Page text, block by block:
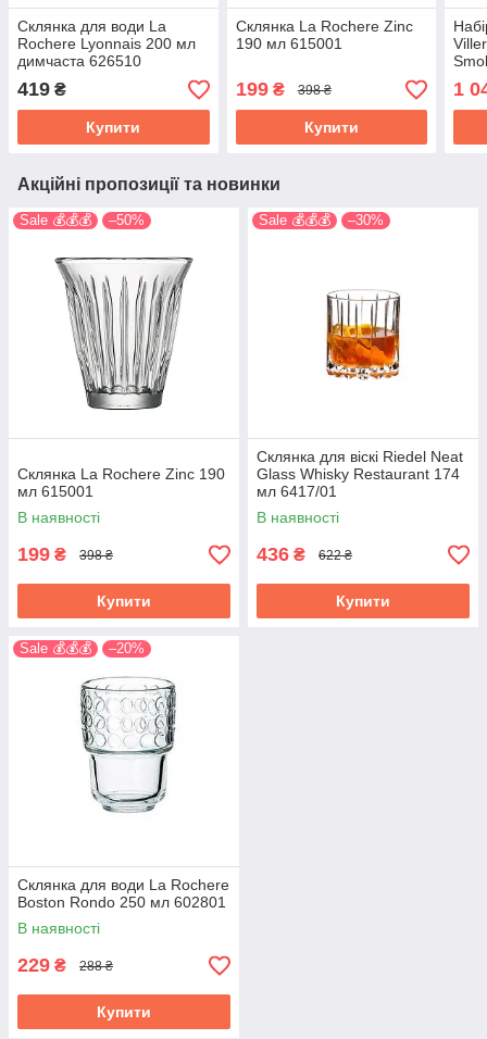
Склянка для води La
Rochere Lyonnais 200 мл
димчаста 626510
419 ₴
Купити
Склянка La Rochere Zinс
190 мл 615001
199₴ 398 ₴
Купити
1
Акційні пропозиції та новинки
Sale 💰💰💰 –50%
Склянка La Rochere Zinс 190
мл 615001
В наявності
199 ₴ 398 ₴
Купити
Sale 💰💰💰 –30%
Склянка для віскі Riedel Neat
Glass Whisky Restaurant 174
мл 6417/01
В наявності
436 ₴ 622 ₴
Купити
Sale 💰💰💰 –20%
Склянка для води La Rochere
Boston Rondo 250 мл 602801
В наявності
229 ₴ 288 ₴
Купити